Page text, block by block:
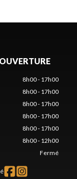
8h00 - 17h00
8h00 - 17h00
8h00 - 17h00
8h00 - 17h00
8h00 - 17h00
8h00 - 12h00
Fermé